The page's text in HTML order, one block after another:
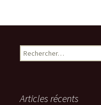
Rechercher :
Articles récents